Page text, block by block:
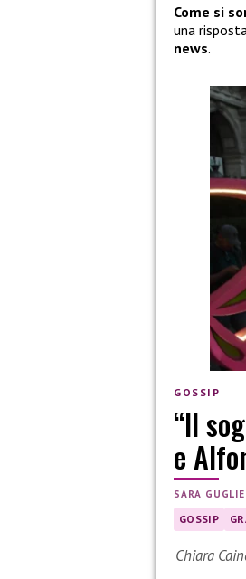
Come si
una
news.
GOSSIP
“Il
e
SARA
GOSSIP
Chiara